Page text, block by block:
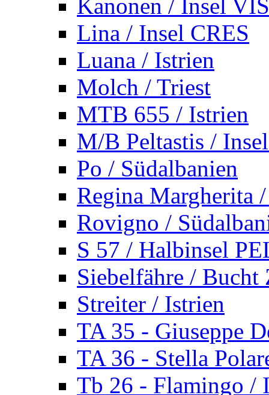
Kanonen / Insel VIS
Lina / Insel CRES
Luana / Istrien
Molch / Triest
MTB 655 / Istrien
M/B Peltastis /
Po / Südalbanien
Regina Margherita
Rovigno /
S 57 / Halbinsel
Siebelfähre / Bucht
Streiter / Istrien
TA 35 - Giuseppe
TA 36 - Stella
Tb 26 - Flamingo /